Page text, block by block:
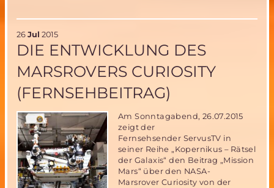
Society
in
dem
Web!
26 Jul 2015
DIE ENTWICKLUNG DES
MARSROVERS CURIOSITY
(FERNSEHBEITRAG)
Am Sonntagabend, 26.07.2015
zeigt der
Fernsehsender ServusTV in
seiner Reihe „Kopernikus – Rätsel
der Galaxis“ den Beitrag „Mission
Mars“ über den NASA-
Marsrover Curiosity von der